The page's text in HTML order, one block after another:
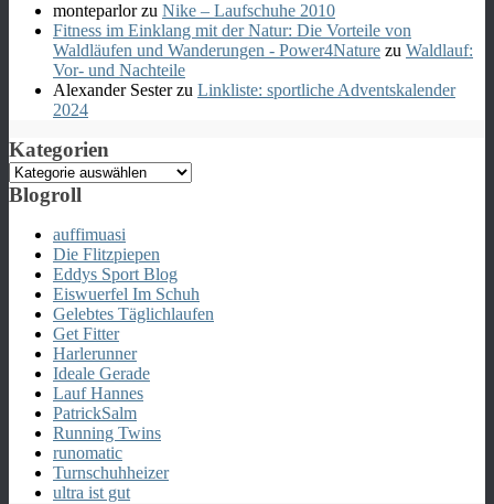
monteparlorzu Nike – Laufschuhe 2010
Fitness im Einklang mit der Natur: Die Vorteile von
Waldläufen und Wanderungen - Power4Nature zu Waldlauf:
Vor- und Nachteile
Alexander Sesterzu Linkliste: sportliche Adventskalender
2024
Kategorien
Kategorien
Blogroll
auffimuasi
Die Flitzpiepen
Eddys Sport Blog
Eiswuerfel Im Schuh
Gelebtes Täglichlaufen
Get Fitter
Harlerunner
Ideale Gerade
Lauf Hannes
PatrickSalm
Running Twins
runomatic
Turnschuhheizer
ultra ist gut